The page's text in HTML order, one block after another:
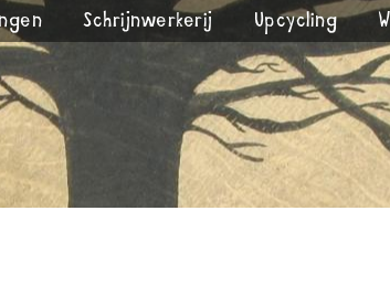
Schrijnwerkerij Upcycling